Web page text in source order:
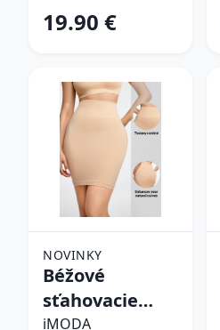
19.90 €
NOVINKY
Béžové
sťahovacie
prádlo
iMODA